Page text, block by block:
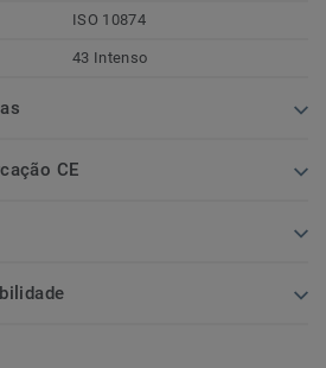
ISO 10874
43 Intenso
CE